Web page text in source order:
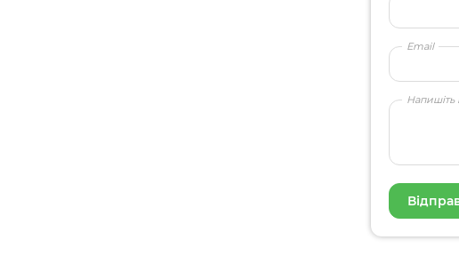
Email
Напишіть